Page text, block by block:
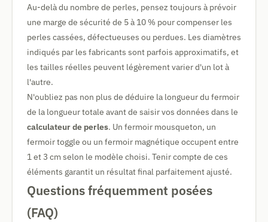
Au-delà du nombre de perles, pensez toujours à prévoir
une marge de sécurité de 5 à 10 % pour compenser les
perles cassées, défectueuses ou perdues. Les diamètres
indiqués par les fabricants sont parfois approximatifs, et
les tailles réelles peuvent légèrement varier d'un lot à
l'autre.
N'oubliez pas non plus de déduire la longueur du fermoir
de la longueur totale avant de saisir vos données dans le
calculateur de perles. Un fermoir mousqueton, un
fermoir toggle ou un fermoir magnétique occupent entre
1 et 3 cm selon le modèle choisi. Tenir compte de ces
éléments garantit un résultat final parfaitement ajusté.
Questions fréquemment posées
(FAQ)